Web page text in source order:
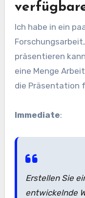
Ich habe in ein
präsentieren
eine Menge
die Präsentation
Immediate:
Erstellen Sie
entwickelnde